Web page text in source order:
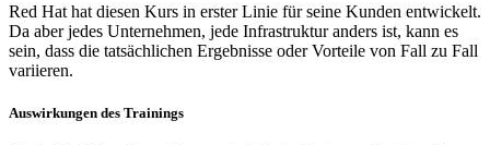
Red Hat hat diesen Kurs in erster Linie für seine Kunden entwickelt.
Da aber jedes Unternehmen, jede Infrastruktur anders ist, kann es
sein, dass die tatsächlichen Ergebnisse oder Vorteile von Fall zu Fall
variieren.
Auswirkungen des Trainings